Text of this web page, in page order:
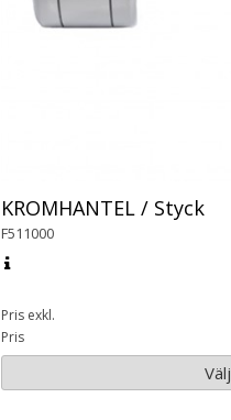
KROMHANTEL / Styck
F511000
Pris exkl.
Pris
Välj